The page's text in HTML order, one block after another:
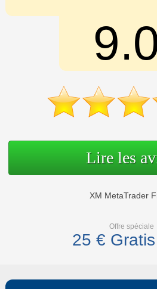
Lire les
XM MetaTrader
Offre spéciale
25 €